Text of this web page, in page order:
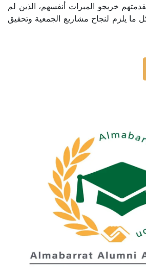
خريجو المبرات أنفسهم، الذين لم
ما يلزم لنجاح مشاريع الجمعية وتحقيق